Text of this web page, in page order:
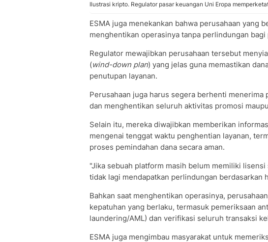
Ilustrasi kripto. Regulator pasar keuangan Uni Eropa
ESMA juga menekankan bahwa perusahaan yang
menghentikan operasinya tanpa perlindungan bagi
Regulator mewajibkan perusahaan tersebut
(wind-down plan) yang jelas guna memastikan
penutupan layanan.
Perusahaan juga harus segera berhenti menerima
dan menghentikan seluruh aktivitas promosi
Selain itu, mereka diwajibkan memberikan
mengenai tenggat waktu penghentian layanan,
proses pemindahan dana secara aman.
"Jika sebuah platform masih belum memiliki
tidak lagi mendapatkan perlindungan berdasarkan
Bahkan saat menghentikan operasinya,
kepatuhan yang berlaku, termasuk pemeriksaan
laundering/AML) dan verifikasi seluruh transaksi
ESMA juga mengimbau masyarakat untuk